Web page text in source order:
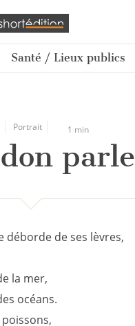
Santé / Lieux publics
Portrait 1 min
parle
déborde de ses lèvres,
la mer,
océans.